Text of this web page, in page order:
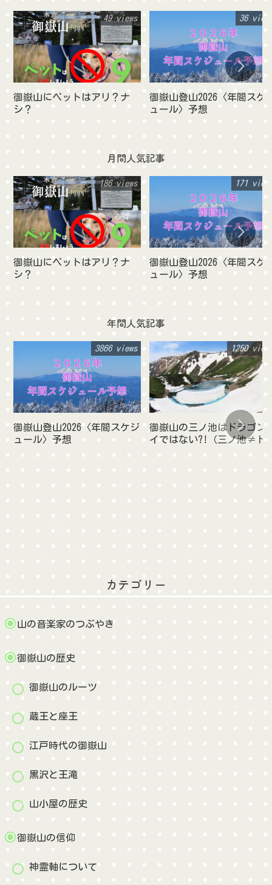
御嶽山にペットはアリ？ナ
シ？
49 views
御嶽山登山2026〈年間スケ
ュール〉予想
36
月間人気記事
御嶽山にペットはアリ？ナ
シ？
186 views
御嶽山登山2026〈年間スケ
ュール〉予想
171
年間人気記事
御嶽山登山2026〈年間スケジ
ュール〉予想
3866 views
御嶽山の三ノ池はドラゴン
イではない?!（三ノ池≠ド
1250
カテゴリー
山の音楽家のつぶやき
御嶽山の歴史
御嶽山のルーツ
蔵王と座王
江戸時代の御嶽山
黒沢と王滝
山小屋の歴史
御嶽山の信仰
神霊軸について